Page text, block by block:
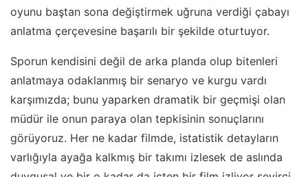
oyunu baştan sona değiştirmek uğruna verdiği çabayı
anlatma çerçevesine başarılı bir şekilde oturtuyor.
Sporun kendisini değil de arka planda olup bitenleri
anlatmaya odaklanmış bir senaryo ve kurgu vardı
karşımızda; bunu yaparken dramatik bir geçmişi olan
müdür ile onun paraya olan tepkisinin sonuçlarını
görüyoruz. Her ne kadar filmde, istatistik detayların
varlığıyla ayağa kalkmış bir takımı izlesek de aslında